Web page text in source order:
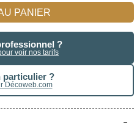
PANIER
?
voir nos tarifs
particulier ?
Décoweb.com
-